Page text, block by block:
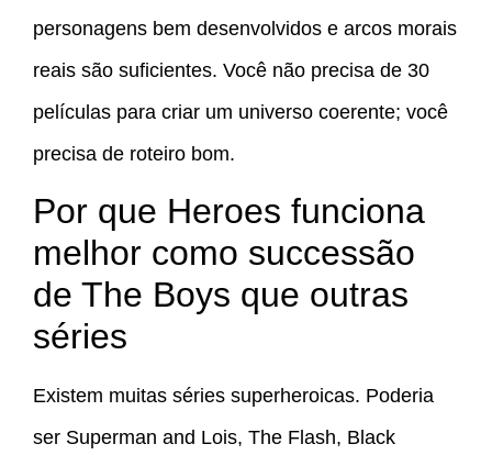
personagens bem desenvolvidos e arcos morais
reais são suficientes. Você não precisa de 30
películas para criar um universo coerente; você
precisa de roteiro bom.
Por que Heroes funciona
melhor como successão
de The Boys que outras
séries
Existem muitas séries superheroicas. Poderia
ser Superman and Lois, The Flash, Black